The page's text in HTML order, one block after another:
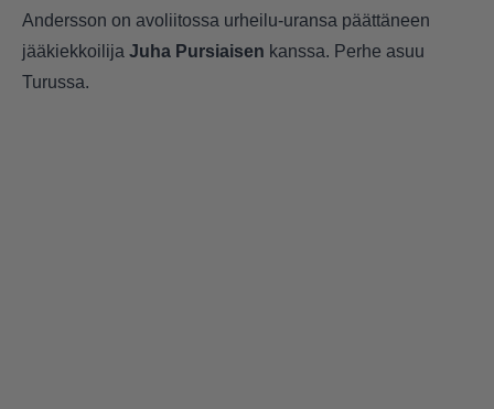
Andersson on avoliitossa urheilu-uransa päättäneen
jääkiekkoilija Juha Pursiaisen kanssa. Perhe asuu
Turussa.